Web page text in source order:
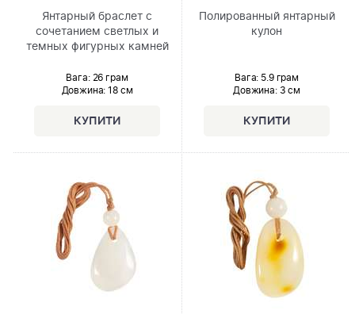
Янтарный браслет с
сочетанием светлых и
темных фигурных камней
Вага: 26 грам
Довжина: 18 см
Полированный янтарный
кулон
Вага: 5.9 грам
Довжина:3 см